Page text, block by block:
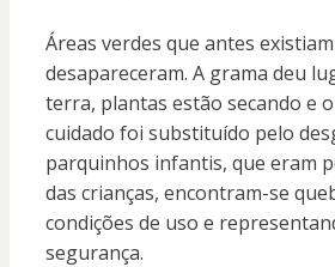
Áreas verdes que antes
desapareceram. A grama deu
terra, plantas estão secando e
cuidado foi substituído pelo
parquinhos infantis, que eram
das crianças, encontram-se
condições de uso e
segurança.